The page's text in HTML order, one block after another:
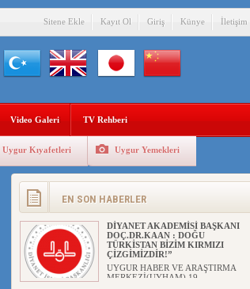
Sitene Ekle Kayıt Ol Giriş Künye İletişim
Video Galeri TV Rehberi
Uygur Kıyafetleri Uygur Yemekleri
EN SON HABERLER
DİYANET AKADEMİSİ BAŞKANI
DOÇ.DR.KAAN : DOĞU
TÜRKİSTAN BİZİM KIRMIZI
ÇİZGİMİZDİR!”
UYGUR HABER VE ARAŞTIRMA
MERKEZİ(UYHAM) 19...